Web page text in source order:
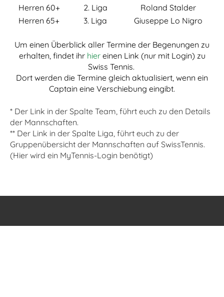
* Der Link in der Spalte Team, führt euch zu den Details
der Mannschaften.
** Der Link in der Spalte Liga, führt euch zu der
Gruppenübersicht der Mannschaften auf SwissTennis.
(Hier wird ein MyTennis-Login benötigt)
Herren 60+
2. Liga
Roland Stalder
Herren 65+
3. Liga Giuseppe Lo Nigro
Um einen Überblick aller Termine der Begenungen zu
erhalten, findet ihr hiereinen Link (nur mit Login) zu
Swiss Tennis.
Dort werden die Termine gleich aktualisiert, wenn ein
Captain eine Verschiebung eingibt.